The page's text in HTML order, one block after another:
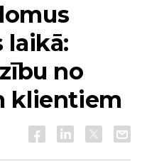
laikā:
no
klientiem